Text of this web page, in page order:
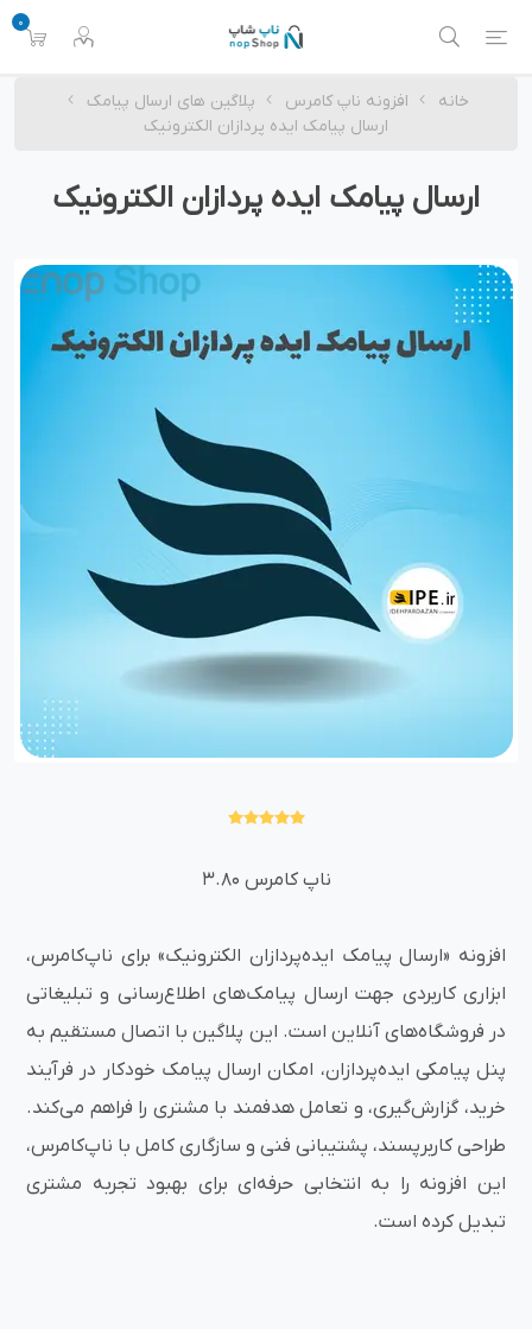
0
خانه افزونه ناپ کامرس
پلاگین های ارسال پیامک
ارسال پیامک ایده پردازان الکترونیک
ارسال پیامک ایده پردازان الکترونیک
ناپ کامرس 3.80
افزونه «ارسال پیامک ایده‌پردازان الکترونیک» برای ناپ‌کامرس،
ابزاری کاربردی جهت ارسال پیامک‌های اطلاع‌رسانی و تبلیغاتی
در فروشگاه‌های آنلاین است. این پلاگین با اتصال مستقیم به
پنل پیامکی ایده‌پردازان، امکان ارسال پیامک خودکار در فرآیند
خرید، گزارش‌گیری، و تعامل هدفمند با مشتری را فراهم می‌کند.
طراحی کاربرپسند، پشتیبانی فنی و سازگاری کامل با ناپ‌کامرس،
این افزونه را به انتخابی حرفه‌ای برای بهبود تجربه مشتری
تبدیل کرده است.